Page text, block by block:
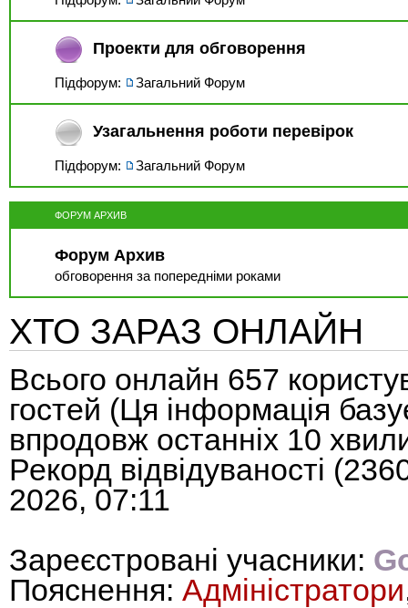
Проекти для обговорення
Підфорум: Загальний Форум
Узагальнення роботи перевірок
Підфорум: Загальний Форум
ФОРУМ АРХИВ
Форум Архив
обговорення за попередніми роками
ХТО ЗАРАЗ ОНЛАЙН
Всього онлайн 657
гостей (Ця інформація
впродовж останніх 10
Рекорд відвідуваності
2026, 07:11
Зареєстровані учасники:
Пояснення: Адміністратори